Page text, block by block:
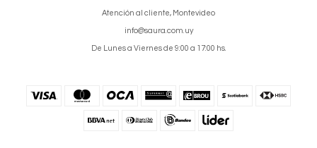
Atención al cliente, Montevideo
info@saura.com.uy
De Lunes a Viernes de 9:00 a 17:00 hs.